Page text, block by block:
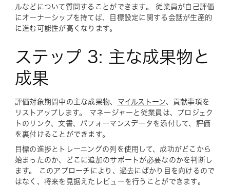
ルなどについて質問することができます。 従業員が自己評価
にオーナーシップを持てば、目標設定に関する会話が生産的
に進む可能性が高くなります。
ステップ 3: 主な成果物と
成果
評価対象期間中の主な成果物、 マイルストーン、貢献事項を
リストアップします。 マネージャーと従業員は、プロジェク
トのリンク、文書、パフォーマンスデータを添付して、評価
を裏付けることができます。
目標の進捗とトレーニングの列を使用して、成功がどこから
始まったのか、どこに追加のサポートが必要なのかを判断し
ます。 このアプローチにより、過去にばかり目を向けるので
はなく、将来を見据えたレビューを行うことができます。